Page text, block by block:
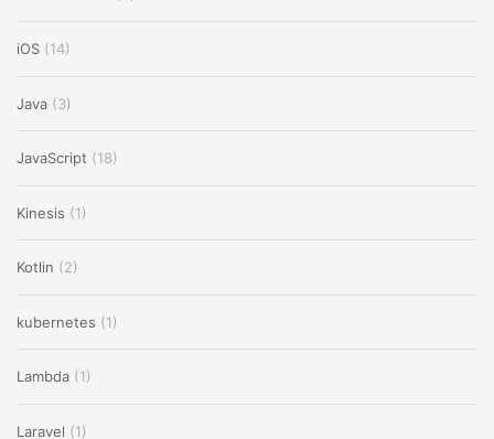
iOS (14)
Java (3)
JavaScript (18)
Kinesis (1)
Kotlin (2)
kubernetes (1)
Lambda (1)
Laravel (1)